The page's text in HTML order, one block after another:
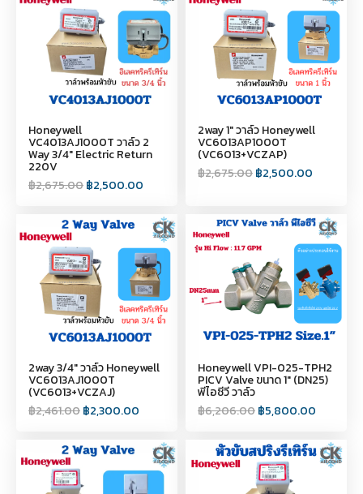
Honeywell
VC4013AJ1000T วาล์ว 2
Way 3/4" Electric Return
220V
฿2,675.00฿2,500.00
2way 1" วาล์ว Honeywell
VC6013AP1000T
(VC6013+VCZAP)
฿2,675.00฿2,500.00
2way 3/4" วาล์ว Honeywell
VC6013AJ1000T
(VC6013+VCZAJ)
฿2,461.00฿2,300.00
Honeywell VPI-025-TPH2
PICV Valve ขนาด 1" (DN25)
พีไอซีวี วาล์ว
฿6,206.00฿5,800.00